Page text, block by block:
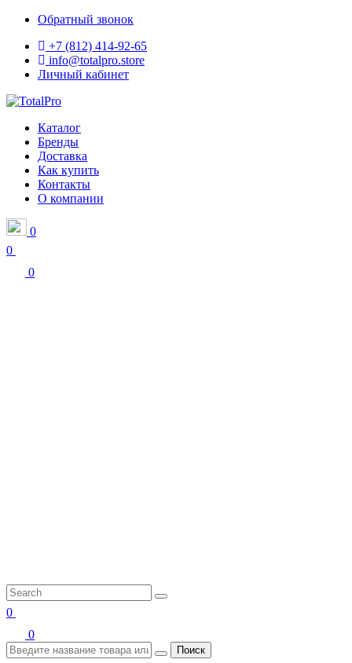
Обратный звонок
+7 (812) 414-92-65
info@totalpro.store
Личный кабинет
Каталог
Бренды
Доставка
Как купить
Контакты
О компании
0
0
0
0
0
Поиск